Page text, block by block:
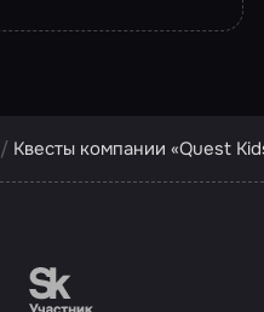
Квесты компании «Quest
Перейти на сайт